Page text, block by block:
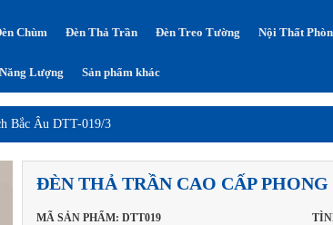
Chùm Đèn Thả Trần Đèn Treo Tường Nội Thất
Lượng Sản phẩm khác
Bắc Âu DTT-019/3
ĐÈN THẢ TRẦN CAO CẤP
MÃ SẢN PHẨM: DTT019